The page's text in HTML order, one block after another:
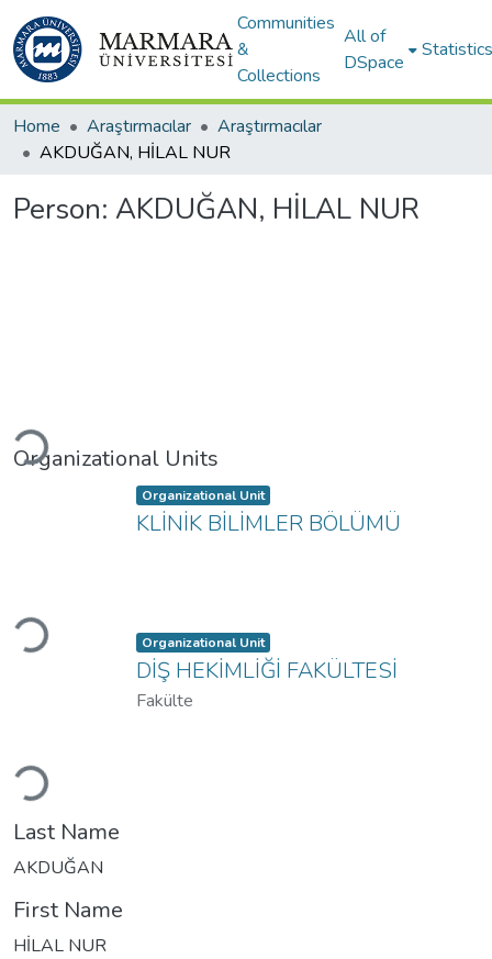
Communities
&
Collections
All of
DSpace
Statistics
Home Araştırmacılar
Araştırmacılar
AKDUĞAN, HİLAL NUR
Person: AKDUĞAN, HİLAL NUR
Loading...
Organizational Units
Loading...
Item type:
Organizational Unit ,
KLİNİK BİLİMLER BÖLÜMÜ
Loading...
Item type:
Organizational Unit ,
DİŞ HEKİMLİĞİ FAKÜLTESİ
Fakülte
Last Name
AKDUĞAN
First Name
HİLAL NUR